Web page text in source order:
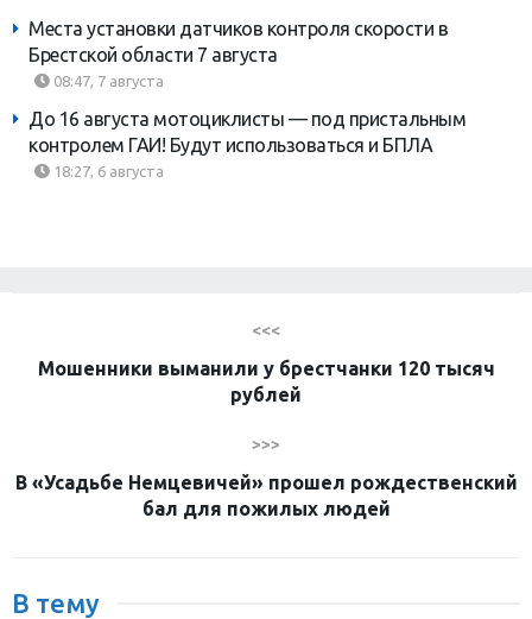
Места установки датчиков контроля скорости в
Брестской области 7 августа
08:47, 7 августа
До 16 августа мотоциклисты — под пристальным
контролем ГАИ! Будут использоваться и БПЛА
18:27, 6 августа
<<<
Мошенники выманили у брестчанки 120 тысяч
рублей
>>>
В «Усадьбе Немцевичей» прошел рождественский
бал для пожилых людей
В тему